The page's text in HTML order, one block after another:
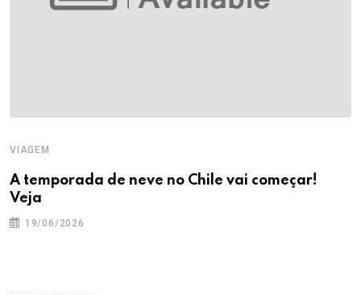
VIAGEM
A temporada de neve no Chile vai começar!
Veja
19/06/2026